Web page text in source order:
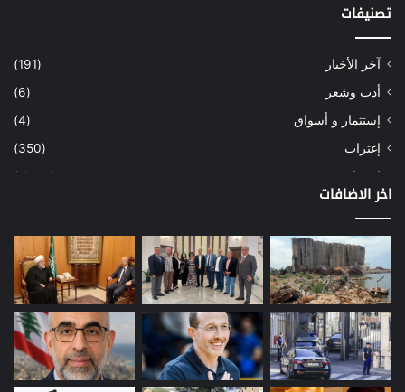
تصنيفات
آخر الأخبار
(191)
أدب وشعر
(6)
إستثمار و أسواق
(4)
إغتراب
(350)
إقتصاد
(1٬039)
إعمار
(3)
بيئة
(16)
دراسة
طاقة
(12)
مصارف
(168)
معادن
(1)
اخر الاضافات